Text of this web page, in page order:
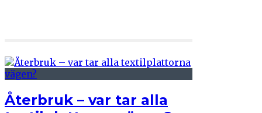
Återbruk – var tar alla